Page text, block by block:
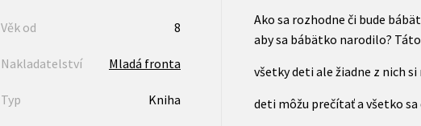
Věk od 8
Nakladatelství Mladá fronta
Typ Kniha
Ako sa rozhodne či bude
aby sa bábätko narodilo?
všetky deti ale žiadne z nich
deti môžu prečítať a všetko